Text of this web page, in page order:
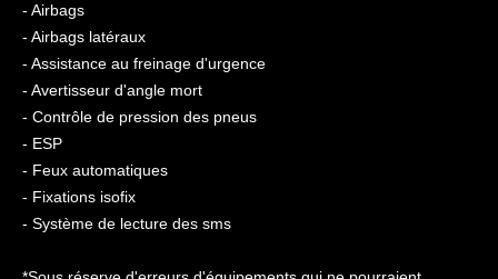
- Airbags
- Airbags latéraux
- Assistance au freinage d'urgence
- Avertisseur d'angle mort
- Contrôle de pression des pneus
- ESP
- Feux automatiques
- Fixations isofix
- Système de lecture des sms